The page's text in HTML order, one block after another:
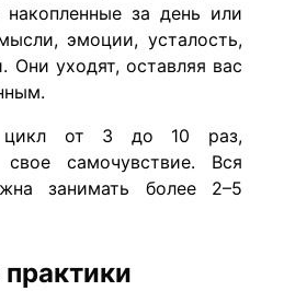
за день или
эмоции, усталость,
Они уходят, оставляя вас
цикл от 3 до 10 раз,
самочувствие. Вся
занимать более 2–5